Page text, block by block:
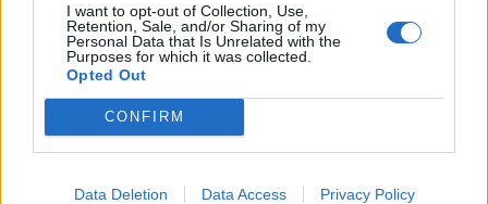
I want to opt-out of Collection, Use,
Retention, Sale, and/or Sharing of my
Personal Data that Is Unrelated with the
Purposes for which it was collected.
Opted Out
CONFIRM
Data Deletion Data Access Privacy Policy
NEWSROOM/16 Ιουν 2026